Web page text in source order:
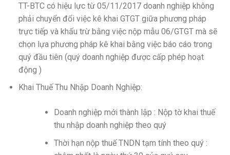
TT-BTC có hiệu lực từ 05/11/2017 doanh nghiệp không
phải chuyển đổi việc kê khai GTGT giữa phương pháp
trực tiếp và khấu trừ bằng việc nộp mẫu 06/GTGT mà sẽ
chọn lựa phương pháp kê khai bằng việc báo cáo trong
quý đầu tiên (quý doanh nghiệp được cấp phép hoạt
động )
Khai Thuế Thu Nhập Doanh Nghiệp:
Doanh nghiệp mới thành lập : Nộp tờ khai thuế
thu nhập doanh nghiệp theo quý
Thời hạn nộp thuế TNDN tạm tính theo quý :